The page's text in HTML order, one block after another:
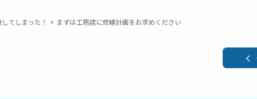
てしまった！ まずは工務店に修繕計画をお求めください